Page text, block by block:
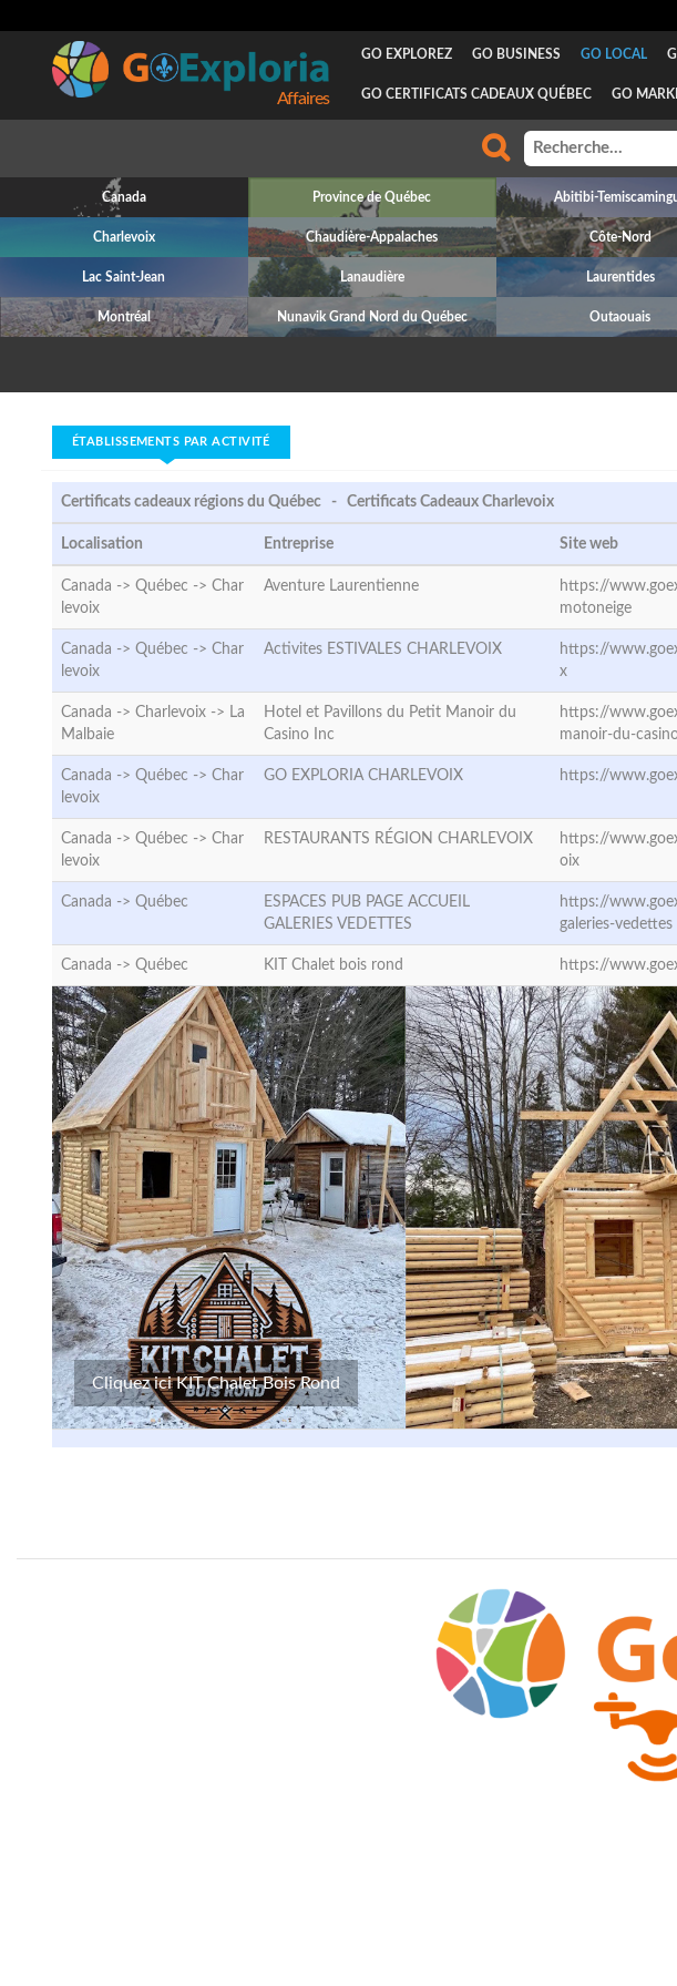
Attraits
GO EXPLOREZ GO BUSINESS GO LOCAL
GO CERTIFICATS CADEAUX QUÉBEC GO
Canada Province de Québec Abitibi-
Charlevoix Chaudière-Appalaches Côte-Nord
Lac Saint-Jean Lanaudière Laurentides
Montréal Nunavik Grand Nord du Québec Outaouais
ÉTABLISSEMENTS PAR ACTIVITÉ
Certificats cadeaux régions du Québec - Certificats Cadeaux Charlevoix
Localisation Entreprise Site web
Canada -> Québec -> Char
levoix
Aventure Laurentienne
https://
motoneige
Canada -> Québec -> Char
levoix
Activites ESTIVALES CHARLEVOIX
https://
x
Canada -> Charlevoix -> La
Malbaie
Hotel et Pavillons du Petit Manoir du
Casino Inc
https://
manoir-du-
Canada -> Québec -> Char
levoix
GO EXPLORIA CHARLEVOIX https://
Canada -> Québec -> Char
levoix
RESTAURANTS RÉGION CHARLEVOIX
https://
oix
Canada -> Québec
ESPACES PUB PAGE ACCUEIL
GALERIES VEDETTES
https://
galeries-vedettes
Canada -> Québec KIT Chalet bois rond https://
Cliquez ici KIT Chalet Bois Rond